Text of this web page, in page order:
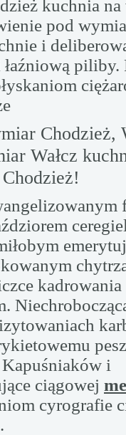
kuchnia na
pod
i
piliby.
Chodzież,
Wałcz
i
ciągowej
cyrografie